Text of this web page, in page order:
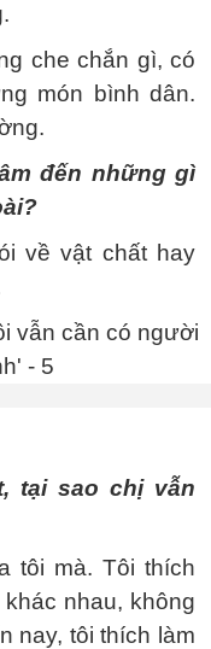
che chắn gì, có
món bình dân.
đến những gì
về vật chất hay
tại sao chị vẫn
tôi mà. Tôi thích
nhau, không
nay, tôi thích làm